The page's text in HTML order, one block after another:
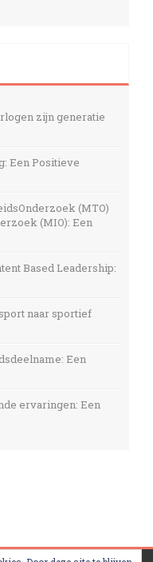
zijn generatie
Een Positieve
(MTO)
(MIO): Een
Based Leadership:
naar sportief
Een
ervaringen: Een